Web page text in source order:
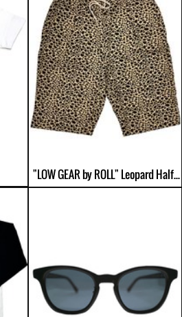
"LOW GEAR by ROLL" Leopard Half Trousers